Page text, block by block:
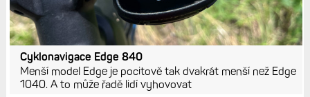
Cyklonavigace Edge 840
Menší model Edge je pocitově tak dvakrát menší než Edge
1040. A to může řadě lidí vyhovovat